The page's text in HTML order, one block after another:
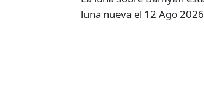
luna nueva el 12 Ago